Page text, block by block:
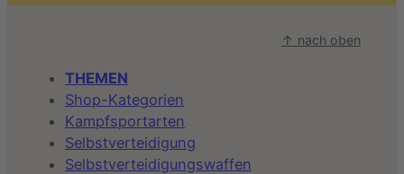
↑ nach oben
THEMEN
Shop-Kategorien
Kampfsportarten
Selbstverteidigung
Selbstverteidigungswaffen